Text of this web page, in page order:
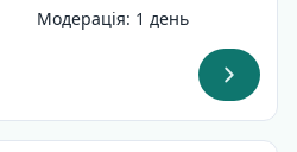
Модерація: 1 день